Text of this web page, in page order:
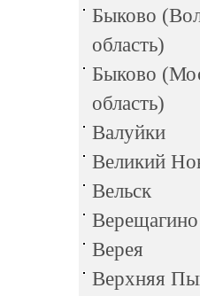
Быково
область)
Быково
область)
Валуйки
Великий
Вельск
Верещагино
Верея
Верхняя